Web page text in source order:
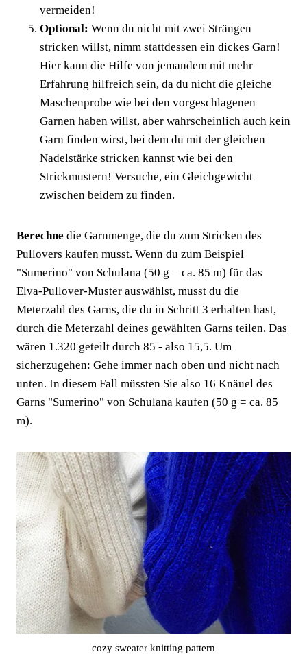
vermeiden!
Optional: Wenn du nicht mit zwei Strängen
stricken willst, nimm stattdessen ein dickes Garn!
Hier kann die Hilfe von jemandem mit mehr
Erfahrung hilfreich sein, da du nicht die gleiche
Maschenprobe wie bei den vorgeschlagenen
Garnen haben willst, aber wahrscheinlich auch kein
Garn finden wirst, bei dem du mit der gleichen
Nadelstärke stricken kannst wie bei den
Strickmustern! Versuche, ein Gleichgewicht
zwischen beidem zu finden.
Berechne die Garnmenge, die du zum Stricken des
Pullovers kaufen musst. Wenn du zum Beispiel
"Sumerino" von Schulana (50 g = ca. 85 m) für das
Elva-Pullover-Muster auswählst, musst du die
Meterzahl des Garns, die du in Schritt 3 erhalten hast,
durch die Meterzahl deines gewählten Garns teilen. Das
wären 1.320 geteilt durch 85 - also 15,5. Um
sicherzugehen: Gehe immer nach oben und nicht nach
unten. In diesem Fall müssten Sie also 16 Knäuel des
Garns "Sumerino" von Schulana kaufen (50 g = ca. 85
m).
cozy sweater knitting pattern